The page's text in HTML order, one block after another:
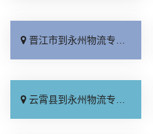
晋江市到永州物流专线_专业可靠「多久能到」
云霄县到永州物流专线_资质齐全「服务周到」